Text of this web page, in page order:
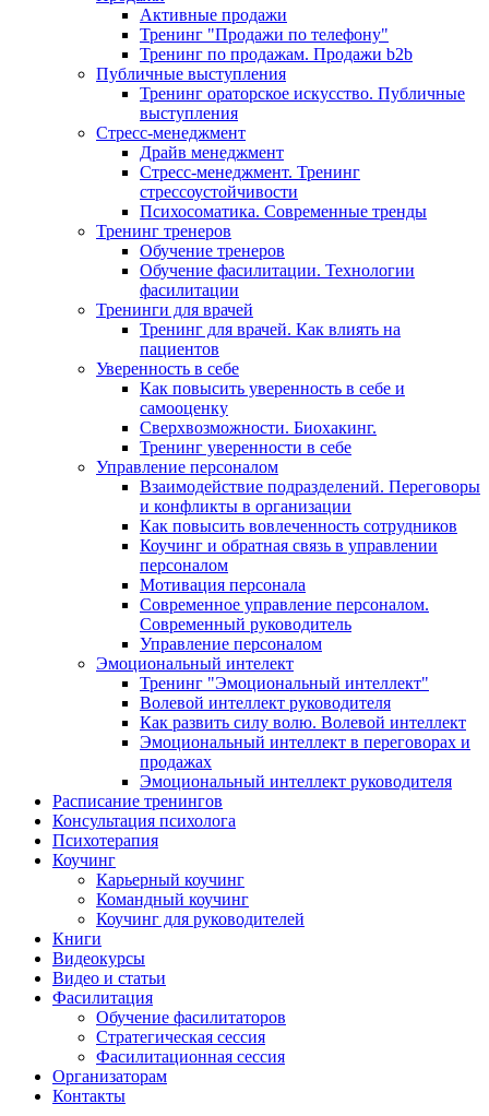
Активные продажи
Тренинг "Продажи по телефону"
Тренинг по продажам. Продажи b2b
Публичные выступления
Тренинг ораторское искусство. Публичные
выступления
Стресс-менеджмент
Драйв менеджмент
Стресс-менеджмент. Тренинг
стрессоустойчивости
Психосоматика. Современные тренды
Тренинг тренеров
Обучение тренеров
Обучение фасилитации. Технологии
фасилитации
Тренинги для врачей
Тренинг для врачей. Как влиять на
пациентов
Уверенность в себе
Как повысить уверенность в себе и
самооценку
Сверхвозможности. Биохакинг.
Тренинг уверенности в себе
Управление персоналом
Взаимодействие подразделений. Переговоры
и конфликты в организации
Как повысить вовлеченность сотрудников
Коучинг и обратная связь в управлении
персоналом
Мотивация персонала
Современное управление персоналом.
Современный руководитель
Управление персоналом
Эмоциональный интелект
Тренинг "Эмоциональный интеллект"
Волевой интеллект руководителя
Как развить силу волю. Волевой интеллект
Эмоциональный интеллект в переговорах и
продажах
Эмоциональный интеллект руководителя
Расписание тренингов
Консультация психолога
Психотерапия
Коучинг
Карьерный коучинг
Командный коучинг
Коучинг для руководителей
Книги
Видеокурсы
Видео и статьи
Фасилитация
Обучение фасилитаторов
Стратегическая сессия
Фасилитационная сессия
Организаторам
Контакты